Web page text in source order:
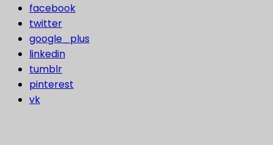
facebook
twitter
google_plus
linkedin
tumblr
pinterest
vk